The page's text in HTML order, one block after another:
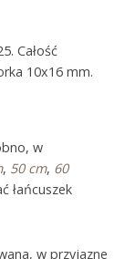
Całość
10x16 mm.
w
, 50 cm, 60
łańcuszek
w przyjazne